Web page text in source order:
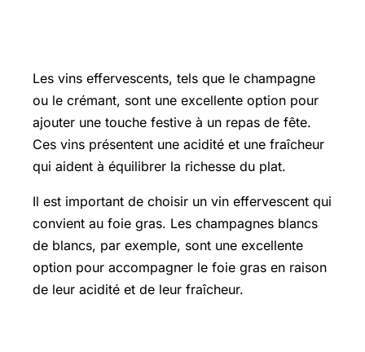
Les vins effervescents, tels que le champagne
ou le crémant, sont une excellente option pour
ajouter une touche festive à un repas de fête.
Ces vins présentent une acidité et une fraîcheur
qui aident à équilibrer la richesse du plat.
Il est important de choisir un vin effervescent qui
convient au foie gras. Les champagnes blancs
de blancs, par exemple, sont une excellente
option pour accompagner le foie gras en raison
de leur acidité et de leur fraîcheur.